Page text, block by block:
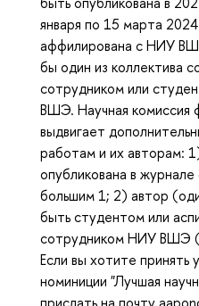
января по 15 марта
аффилирована с НИУ
бы один из коллектива
сотрудником или
ВШЭ. Научная комиссия
выдвигает
работам и их авторам:
опубликована в
большим 1; 2) автор
быть студентом или
сотрудником НИУ ВШЭ
Если вы хотите принять
номиниции "Лучшая